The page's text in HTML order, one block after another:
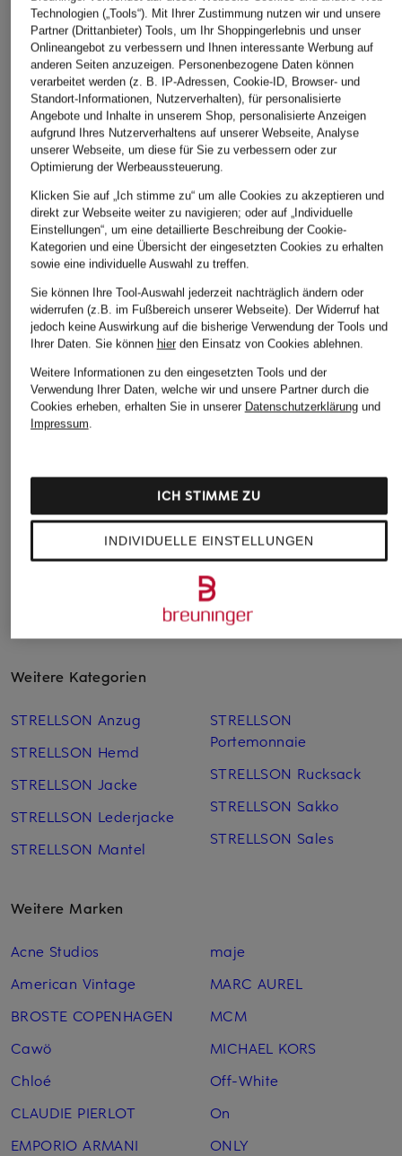
TOMMY HILFIGER
Geldbörse
TYPHON
Weitere Kategorien
STRELLSON Anzug
STRELLSON Hemd
STRELLSON Jacke
STRELLSON Lederjacke
STRELLSON Mantel
STRELLSON
Portemonnaie
STRELLSON Rucksack
STRELLSON Sakko
STRELLSON Sales
Weitere Marken
Acne Studios
American Vintage
BROSTE COPENHAGEN
Cawö
Chloé
CLAUDIE PIERLOT
EMPORIO ARMANI
maje
MARC AUREL
MCM
MICHAEL KORS
Off-White
On
ONLY
Technologien („Tools“). Mit Ihrer Zustimmung nutzen wir und unsere
Partner (Drittanbieter) Tools, um Ihr Shoppingerlebnis und unser
Onlineangebot zu verbessern und Ihnen interessante Werbung auf
anderen Seiten anzuzeigen. Personenbezogene Daten können
verarbeitet werden (z. B. IP-Adressen, Cookie-ID, Browser- und
Standort-Informationen, Nutzerverhalten), für personalisierte
Angebote und Inhalte in unserem Shop, personalisierte Anzeigen
aufgrund Ihres Nutzerverhaltens auf unserer Webseite, Analyse
unserer Webseite, um diese für Sie zu verbessern oder zur
Optimierung der Werbeaussteuerung.
Klicken Sie auf „Ich stimme zu“ um alle Cookies zu akzeptieren und
direkt zur Webseite weiter zu navigieren; oder auf „Individuelle
Einstellungen“, um eine detaillierte Beschreibung der Cookie-
Kategorien und eine Übersicht der eingesetzten Cookies zu erhalten
sowie eine individuelle Auswahl zu treffen.
Sie können Ihre Tool-Auswahl jederzeit nachträglich ändern oder
widerrufen (z.B. im Fußbereich unserer Webseite). Der Widerruf hat
jedoch keine Auswirkung auf die bisherige Verwendung der Tools und
Ihrer Daten. Sie können hierden Einsatz von Cookies ablehnen.
Weitere Informationen zu den eingesetzten Tools und der
Verwendung Ihrer Daten, welche wir und unsere Partner durch die
Cookies erheben, erhalten Sie in unserer Datenschutzerklärungund
Impressum.
INDIVIDUELLE EINSTELLUNGEN
ICH STIMME ZU